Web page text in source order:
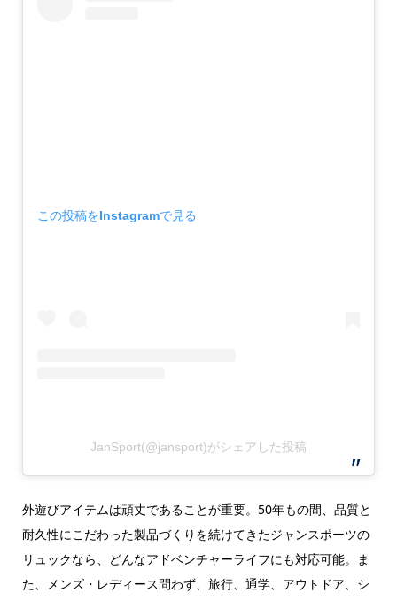
この投稿をInstagramで見る
JanSport(@jansport)がシェアした投稿
外遊びアイテムは頑丈であることが重要。50年もの間、品質と
耐久性にこだわった製品づくりを続けてきたジャンスポーツの
リュックなら、どんなアドベンチャーライフにも対応可能。ま
た、メンズ・レディース問わず、旅行、通学、アウトドア、シ